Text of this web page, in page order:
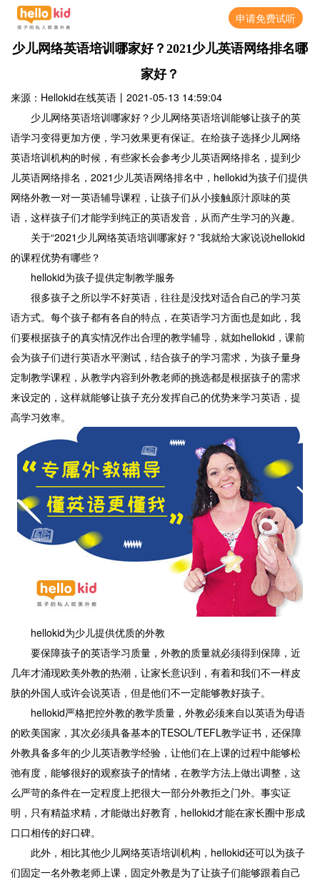
申请免费试听
少儿网络英语培训哪家好？2021少儿英语网络排名哪
家好？
来源：Hellokid在线英语 丨 2021-05-13 14:59:04
少儿网络英语培训哪家好？少儿网络英语培训能够让孩子的英
语学习变得更加方便，学习效果更有保证。在给孩子选择少儿网络
英语培训机构的时候，有些家长会参考少儿英语网络排名，提到少
儿英语网络排名，2021少儿英语网络排名中，hellokid为孩子们提供
网络外教一对一英语辅导课程，让孩子们从小接触原汁原味的英
语，这样孩子们才能学到纯正的英语发音，从而产生学习的兴趣。
关于“2021少儿网络英语培训哪家好？”我就给大家说说hellokid
的课程优势有哪些？
hellokid为孩子提供定制教学服务
很多孩子之所以学不好英语，往往是没找对适合自己的学习英
语方式。每个孩子都有各自的特点，在英语学习方面也是如此，我
们要根据孩子的真实情况作出合理的教学辅导，就如hellokid，课前
会为孩子们进行英语水平测试，结合孩子的学习需求，为孩子量身
定制教学课程，从教学内容到外教老师的挑选都是根据孩子的需求
来设定的，这样就能够让孩子充分发挥自己的优势来学习英语，提
高学习效率。
hellokid为少儿提供优质的外教
要保障孩子的英语学习质量，外教的质量就必须得到保障，近
几年才涌现欧美外教的热潮，让家长意识到，有着和我们不一样皮
肤的外国人或许会说英语，但是他们不一定能够教好孩子。
hellokid严格把控外教的教学质量，外教必须来自以英语为母语
的欧美国家，其次必须具备基本的TESOL/TEFL教学证书，还保障
外教具备多年的少儿英语教学经验，让他们在上课的过程中能够松
弛有度，能够很好的观察孩子的情绪，在教学方法上做出调整，这
么严苛的条件在一定程度上把很大一部分外教拒之门外。事实证
明，只有精益求精，才能做出好教育，hellokid才能在家长圈中形成
口口相传的好口碑。
此外，相比其他少儿网络英语培训机构，hellokid还可以为孩子
们固定一名外教老师上课，固定外教是为了让孩子们能够跟着自己